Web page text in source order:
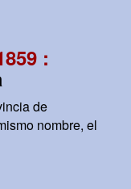
:
de
nombre, el